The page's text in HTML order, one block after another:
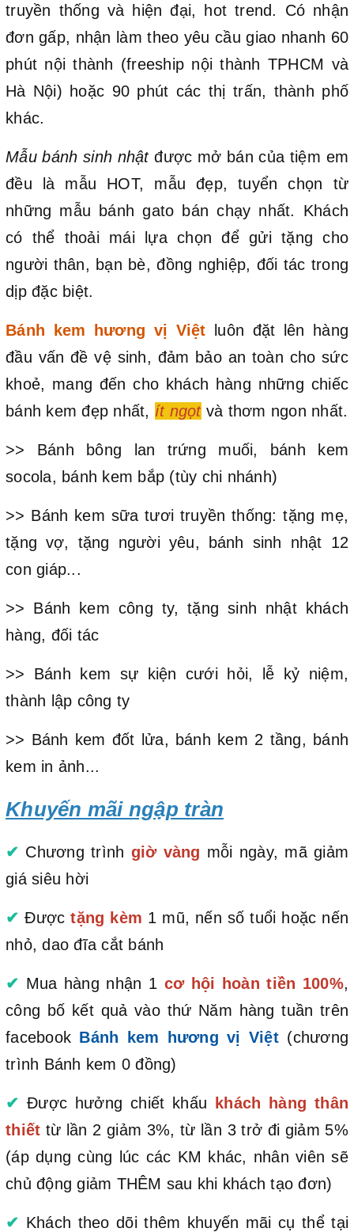
truyền thống và hiện đại, hot trend. Có nhận
đơn gấp, nhận làm theo yêu cầu giao nhanh 60
phút nội thành (freeship nội thành TPHCM và
Hà Nội) hoặc 90 phút các thị trấn, thành phố
khác.
Mẫu bánh sinh nhậtđược mở bán của tiệm em
đều là mẫu HOT, mẫu đẹp, tuyển chọn từ
những mẫu bánh gato bán chạy nhất. Khách
có thể thoải mái lựa chọn để gửi tặng cho
người thân, bạn bè, đồng nghiệp, đối tác trong
dịp đặc biệt.
Bánh kem hương vị Việt luôn đặt lên hàng
đầu vấn đề vệ sinh, đảm bảo an toàn cho sức
khoẻ, mang đến cho khách hàng những chiếc
bánh kem đẹp nhất, ít ngọt và thơm ngon nhất.
>> Bánh bông lan trứng muối, bánh kem
socola, bánh kem bắp (tùy chi nhánh)
>> Bánh kem sữa tươi truyền thống: tặng mẹ,
tặng vợ, tặng người yêu, bánh sinh nhật 12
con giáp...
>> Bánh kem công ty, tặng sinh nhật khách
hàng, đối tác
>> Bánh kem sự kiện cưới hỏi, lễ kỷ niệm,
thành lập công ty
>> Bánh kem đốt lửa, bánh kem 2 tầng, bánh
kem in ảnh...
Khuyến mãi ngập tràn
✔ Chương trình giờ vàng mỗi ngày, mã giảm
giá siêu hời
✔ Được tặng kèm 1 mũ, nến số tuổi hoặc nến
nhỏ, dao đĩa cắt bánh
✔ Mua hàng nhận 1 cơ hội hoàn tiền 100%,
công bố kết quả vào thứ Năm hàng tuần trên
facebook Bánh kem hương vị Việt(chương
trình Bánh kem 0 đồng)
✔ Được hưởng chiết khấu khách hàng thân
thiết từ lần 2 giảm 3%, từ lần 3 trở đi giảm 5%
(áp dụng cùng lúc các KM khác, nhân viên sẽ
chủ động giảm THÊM sau khi khách tạo đơn)
✔ Khách theo dõi thêm khuyến mãi cụ thể tại